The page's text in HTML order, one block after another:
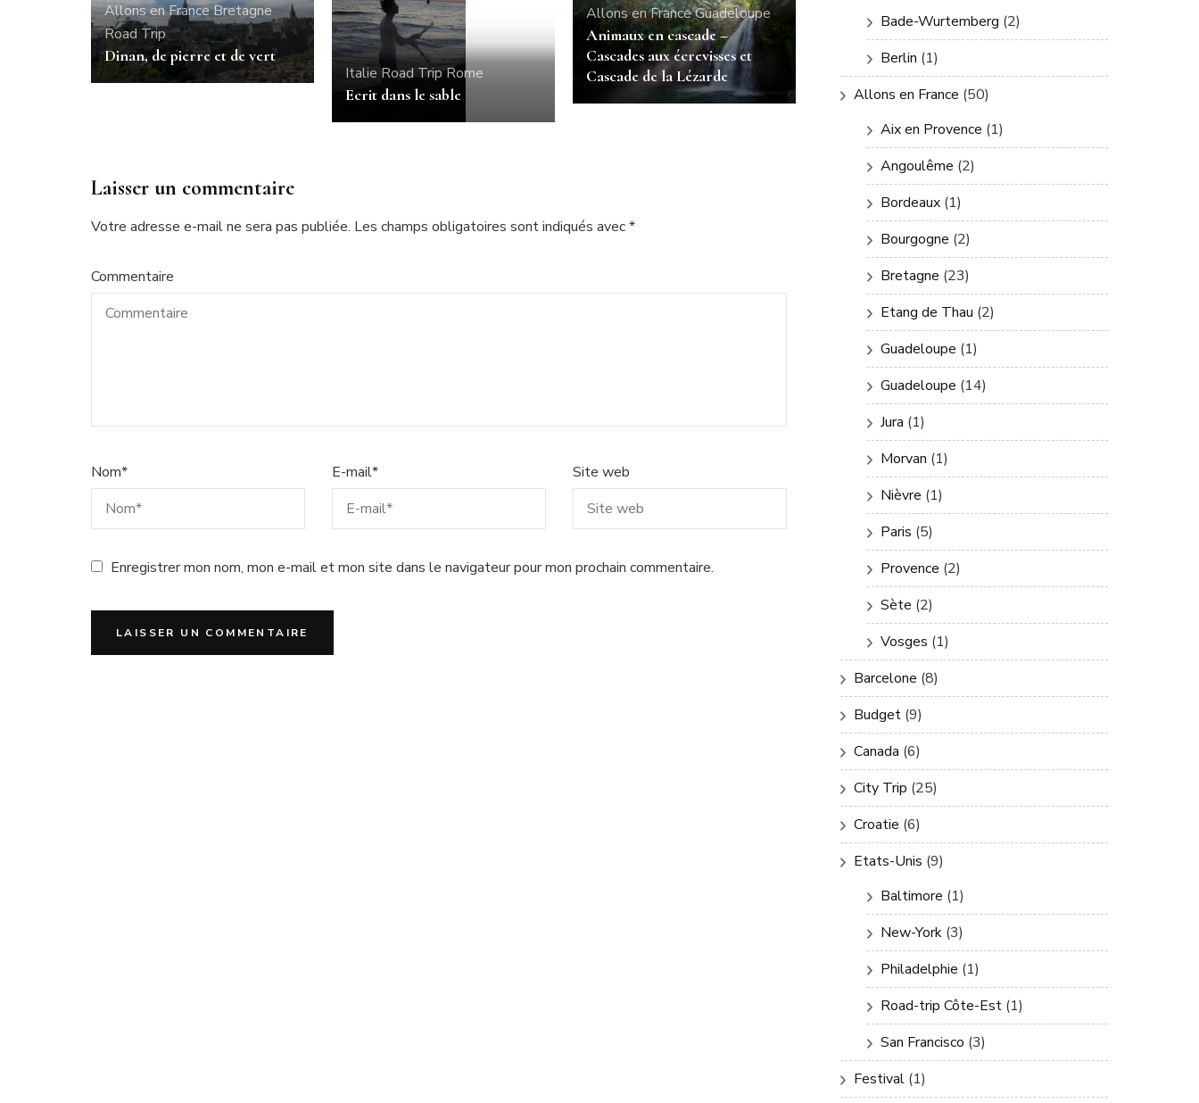
Allons en FranceBretagne
Road Trip
Dinan, de pierre et de vert
Italie Road TripRome
Ecrit dans le sable
Allons en FranceGuadeloupe
Animaux en cascade –
Cascades aux écrevisses et
Cascade de la Lézarde
Laisser un commentaire
Votre adresse e-mail ne sera pas publiée. Les champs obligatoires sont indiqués avec*
Commentaire
Nom* E-mail* Site web
Enregistrer mon nom, mon e-mail et mon site dans le navigateur pour mon prochain commentaire.
Bade-Wurtemberg (2)
Berlin (1)
Allons en France (50)
Aix en Provence (1)
Angoulême (2)
Bordeaux (1)
Bourgogne (2)
Bretagne (23)
Etang de Thau (2)
Guadeloupe (1)
Guadeloupe (14)
Jura (1)
Morvan (1)
Nièvre (1)
Paris (5)
Provence (2)
Sète (2)
Vosges (1)
Barcelone (8)
Budget (9)
Canada (6)
City Trip (25)
Croatie (6)
Etats-Unis (9)
Baltimore (1)
New-York (3)
Philadelphie (1)
Road-trip Côte-Est (1)
San Francisco (3)
Festival (1)